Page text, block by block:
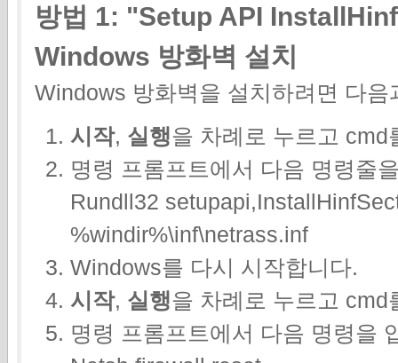
방법 1: "Setup API
Windows 방화벽 설치
Windows 방화벽을 설치하려면 다음
시작, 실행을 차례로 누르고 cmd
명령 프롬프트에서 다음 명령줄
Rundll32
%windir%\inf\netrass.inf
Windows를 다시 시작합니다.
시작, 실행을 차례로 누르고 cmd
명령 프롬프트에서 다음 명령을